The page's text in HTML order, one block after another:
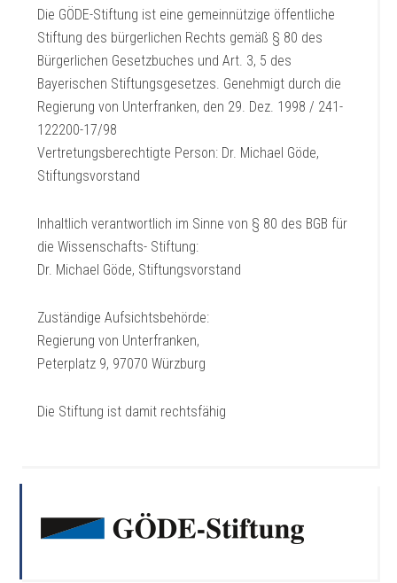
Die GÖDE-Stiftung ist eine gemeinnützige öffentliche
Stiftung des bürgerlichen Rechts gemäß § 80 des
Bürgerlichen Gesetzbuches und Art. 3, 5 des
Bayerischen Stiftungsgesetzes. Genehmigt durch die
Regierung von Unterfranken, den 29. Dez. 1998 / 241-
122200-17/98
Vertretungsberechtigte Person: Dr. Michael Göde,
Stiftungsvorstand
Inhaltlich verantwortlich im Sinne von § 80 des BGB für
die Wissenschafts- Stiftung:
Dr. Michael Göde, Stiftungsvorstand
Zuständige Aufsichtsbehörde:
Regierung von Unterfranken,
Peterplatz 9, 97070 Würzburg
Die Stiftung ist damit rechtsfähig